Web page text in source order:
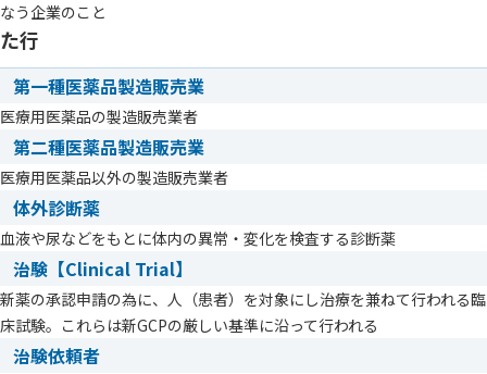
なう企業のこと
た行
第一種医薬品製造販売業
医療用医薬品の製造販売業者
第二種医薬品製造販売業
医療用医薬品以外の製造販売業者
体外診断薬
血液や尿などをもとに体内の異常・変化を検査する診断薬
治験【Clinical Trial】
新薬の承認申請の為に、人（患者）を対象にし治療を兼ねて行われる臨
床試験。これらは新GCPの厳しい基準に沿って行われる
治験依頼者